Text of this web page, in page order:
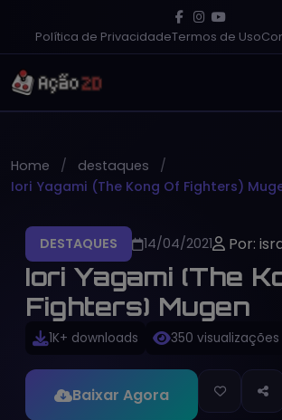
Política de PrivacidadeTermos de Uso
Home
destaques
Iori Yagami (The Kong Of Fighters)
DESTAQUES 14/04/2021 Por:
Iori Yagami (The
Fighters) Mugen
1K+ downloads 350 visualizações
Baixar Agora